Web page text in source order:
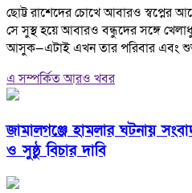
ছোট্ট রাশেদের চোখে আবারও স্বপ্নের
সে সুস্থ হয়ে আবারও বন্ধুদের সঙ্গে
আসুক—এটাই এখন তার পরিবার এবং
এ সম্পর্কিত আরও খবর
জামালগঞ্জে হামলার ঘটনায়
ও সুষ্ঠু বিচার দাবি